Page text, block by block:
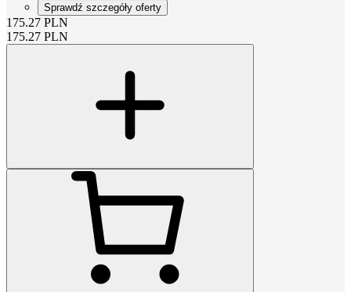
Sprawdź szczegóły oferty
175.27 PLN
175.27 PLN